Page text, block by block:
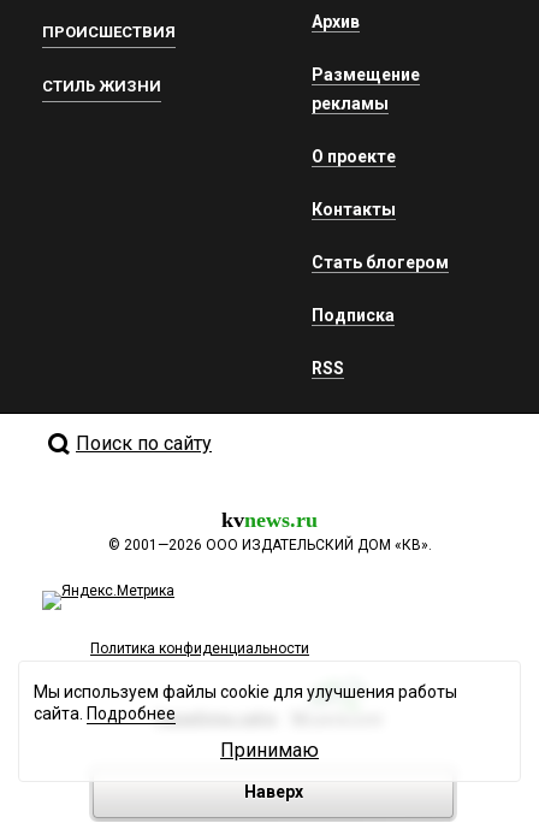
ПРОИСШЕСТВИЯ
СТИЛЬ ЖИЗНИ
Архив
Размещение
рекламы
О проекте
Контакты
Стать блогером
Подписка
RSS
Поиск по сайту
kvnews.ru
© 2001—2026 ООО ИЗДАТЕЛЬСКИЙ ДОМ «КВ».
Политика конфиденциальности
Разработка сайта
Наверх
Мы используем файлы cookie для улучшения работы
сайта. Подробнее
Принимаю